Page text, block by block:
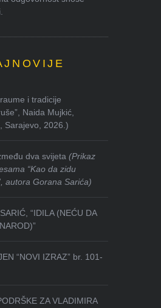
i tradicije
Naida Mujkić,
Sarajevo, 2026.)
dva svijeta(Prikaz
“Kao da zidu
autora Gorana Sarića)
“IDILA (NEĆU DA
“NOVI IZRAZ” br. 101-
ZA VLADIMIRA